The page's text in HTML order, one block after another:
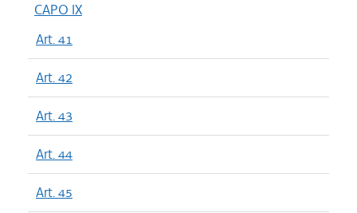
CAPO IX
Art. 41
Art. 42
Art. 43
Art. 44
Art. 45